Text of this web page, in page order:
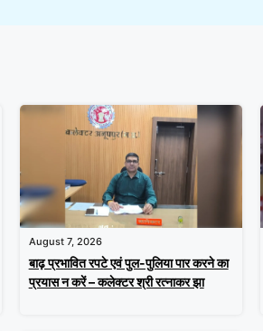
August 7, 2026
बाढ़ प्रभावित रपटे एवं पुल-पुलिया पार करने का
प्रयास न करें – कलेक्टर श्री रत्नाकर झा